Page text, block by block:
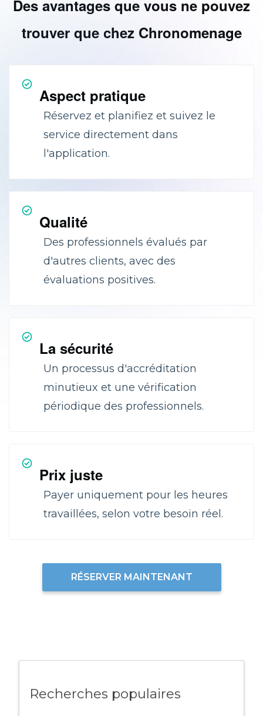
Des avantages que vous ne pouvez
trouver que chez Chronomenage
Aspect pratique
Réservez et planifiez et suivez le
service directement dans
l'application.
Qualité
Des professionnels évalués par
d'autres clients, avec des
évaluations positives.
La sécurité
Un processus d'accréditation
minutieux et une vérification
périodique des professionnels.
Prix juste
Payer uniquement pour les heures
travaillées, selon votre besoin réel.
RÉSERVER MAINTENANT
Recherches populaires